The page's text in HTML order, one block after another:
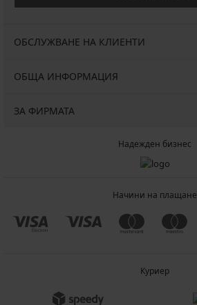
ОБСЛУЖВАНЕ НА КЛИЕНТИ
ОБЩА ИНФОРМАЦИЯ
ЗА ФИРМАТА
Надежден бизнес
Начини на плащане
Куриер